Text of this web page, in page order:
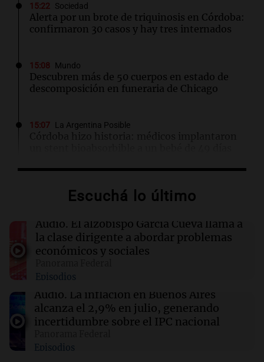
15:22 Sociedad
Alerta por un brote de triquinosis en Córdoba:
confirmaron 30 casos y hay tres internados
15:08 Mundo
Descubren más de 50 cuerpos en estado de
descomposición en funeraria de Chicago
15:07 La Argentina Posible
Córdoba hizo historia: médicos implantaron
La CAF respalda a Infantino tras el cierre del
15:02 Espectáculos
Emily Ceco desmiente romance con Roberto
15:00 Sociedad
Quiniela matutina: conocé los números
ganadores de hoy viernes 7 de agosto.
Escuchá lo último
Audio. El alzobispo García Cueva llama a
la clase dirigente a abordar problemas
económicos y sociales
Episodios
Audio. La inflación en Buenos Aires
alcanza el 2,9% en julio, generando
incertidumbre sobre el IPC nacional
Episodios